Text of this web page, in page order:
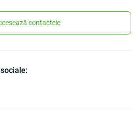
contactele